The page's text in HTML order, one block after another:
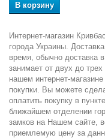
В корзину
Интернет-магазин
города Украины.
время, обычно доставка
занимает от двух до
нашем интернет-
покупки. Вы можете
оплатить покупку в
ближайшем отделении
замков на Нашем сайте,
приемлемую цену за